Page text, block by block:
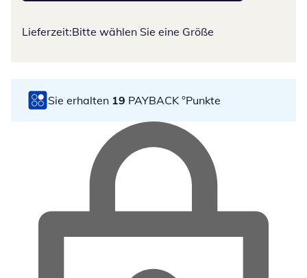
Lieferzeit:Bitte wählen Sie eine Größe
Sie erhalten 19 PAYBACK °Punkte